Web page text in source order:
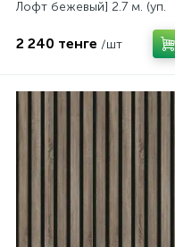
Лофт бежевый] 2.7 м. (уп.
2 240 тенге /шт